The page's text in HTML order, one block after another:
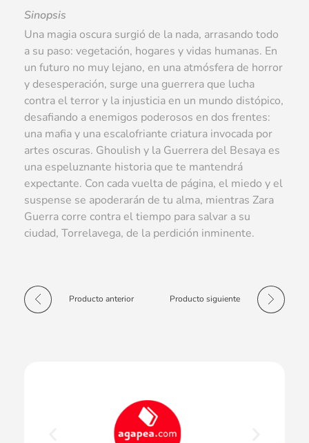
Sinopsis
Una magia oscura surgió de la nada, arrasando todo
a su paso: vegetación, hogares y vidas humanas. En
un futuro no muy lejano, en una atmósfera de horror
y desesperación, surge una guerrera que lucha
contra el terror y la injusticia en un mundo distópico,
desafiando a enemigos poderosos en dos frentes:
una mafia y una escalofriante criatura invocada por
artes oscuras. Ghoulish y la Guerrera del Besaya es
una espeluznante historia que te mantendrá
expectante. Con cada vuelta de página, el miedo y el
suspense se apoderarán de tu alma, mientras Zara
Guerra corre contra el tiempo para salvar a su
ciudad, Torrelavega, de la perdición inminente.
Producto anterior Producto siguiente